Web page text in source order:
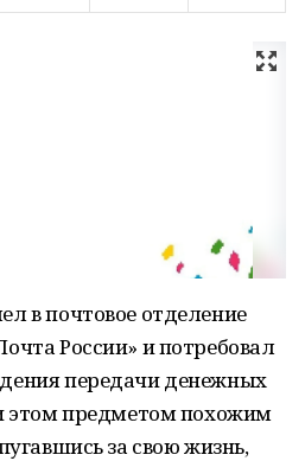
в почтовое отделение
России» и потребовал
передачи денежных
этом предметом похожим
за свою жизнь,